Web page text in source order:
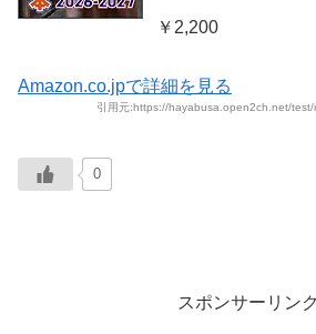
￥2,200
Amazon.co.jpで詳細を見る
引用元:https://hayabusa.open2ch.net/
0
スポンサーリンク